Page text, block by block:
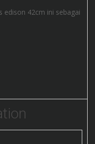
edison 42cm ini sebagai